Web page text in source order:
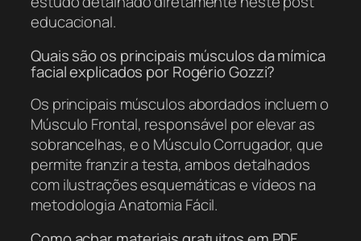
educacional.
Quais são os principais músculos da mímica
facial explicados por Rogério Gozzi?
Os principais músculos abordados incluem o
Músculo Frontal, responsável por elevar as
sobrancelhas, e o Músculo Corrugador, que
permite franzir a testa, ambos detalhados
com ilustrações esquemáticas e vídeos na
metodologia Anatomia Fácil.